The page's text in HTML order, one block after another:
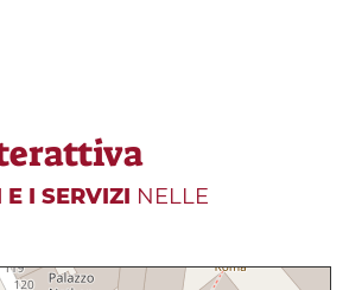
E I SERVIZI NELLE